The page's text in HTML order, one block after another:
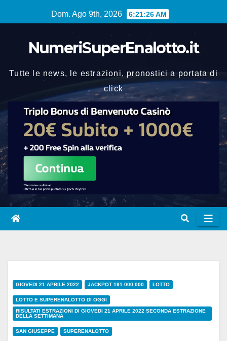
al
Dom. Ago 9th, 2026 6:21:27 AM
NumeriSuperEnalotto.it
Tutte le news, le estrazioni, pronostici a portata di
click
GIOVEDI 21 APRILE 2022 JACKPOT 191.000.000 LOTTO
LOTTO E SUPERENALOTTO DI OGGI
RISULTATI ESTRAZIONI DI GIOVEDI 21 APRILE 2022 SECONDA ESTRAZIONE
DELLA SETTIMANA
SAN GIUSEPPE SUPERENALOTTO